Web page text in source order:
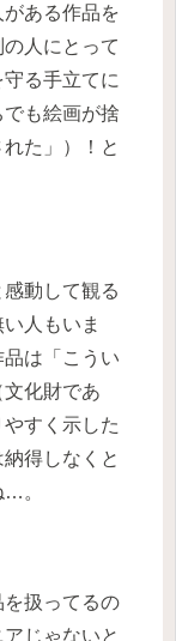
ある作品を
人にとって
る手立てに
も絵画が捨
た」）！と
動して観る
人もいま
は「こうい
化財であ
すく示した
得しなくと
。
扱ってるの
じゃないと